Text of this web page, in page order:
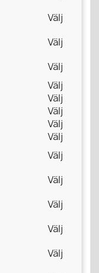
Välj
Välj
Välj
Välj
Välj
Välj
Välj
Välj
Välj
Välj
Välj
Välj
Välj